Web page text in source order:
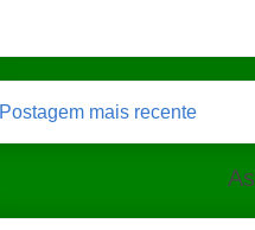
Postagem mais recente